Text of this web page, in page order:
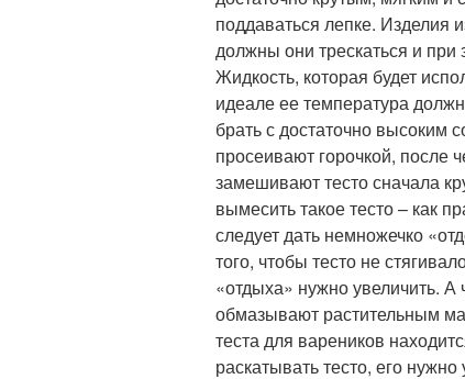
поддаваться лепке. Изделия
должны они трескаться и при
Жидкость, которая будет
идеале ее температура
брать с достаточно высоким
просеивают горочкой, после
замешивают тесто сначала
вымесить такое тесто – как
следует дать немножечко
того, чтобы тесто не
«отдыха» нужно увеличить.
обмазывают растительным
теста для вареников
раскатывать тесто, его